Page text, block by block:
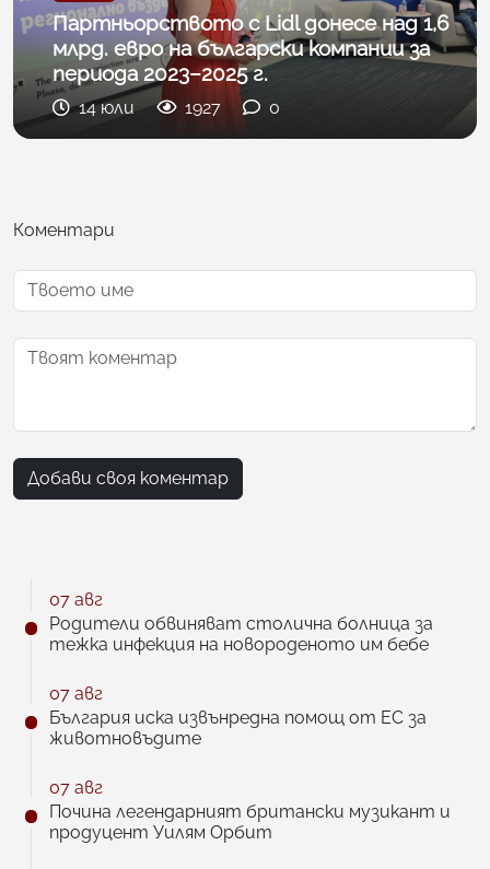
Партньорството с Lidl донесе над 1,6
млрд. евро на български компании за
периода 2023–2025 г.
14 юли 1927 0
Коментари
Добави своя коментар
07 авг
Родители обвиняват столична болница за
тежка инфекция на новороденото им бебе
07 авг
България иска извънредна помощ от ЕС за
животновъдите
07 авг
Почина легендарният британски музикант и
продуцент Уилям Орбит